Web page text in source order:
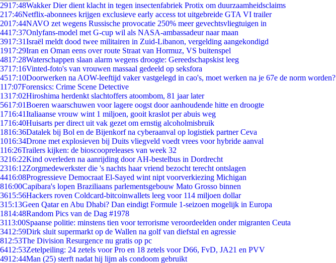
2917:48Wakker Dier dient klacht in tegen insectenfabriek Protix om duurzaamheidsclaims
217:46Netflix-abonnees krijgen exclusieve early access tot uitgebreide GTA VI trailer
2017:44NAVO zet wegens Russische provocatie 250% meer gevechtsvliegtuigen in
4417:37Onlyfans-model met G-cup wil als NASA-ambassadeur naar maan
3917:31Israël meldt dood twee militairen in Zuid-Libanon, vergelding aangekondigd
1917:29Iran en Oman eens over route Straat van Hormuz, VS buitenspel
4817:28Waterschappen slaan alarm wegens droogte: Gereedschapskist leeg
3717:16Vinted-foto's van vrouwen massaal gedeeld op seksfora
4517:10Doorwerken na AOW-leeftijd vaker vastgelegd in cao's, moet werken na je 67e de norm worden?
117:07Forensics: Crime Scene Detective
1317:02Hiroshima herdenkt slachtoffers atoombom, 81 jaar later
5617:01Boeren waarschuwen voor lagere oogst door aanhoudende hitte en droogte
1716:41Italiaanse vrouw wint 1 miljoen, gooit kraslot per abuis weg
1716:40Huisarts per direct uit vak gezet om ernstig alcoholmisbruik
1816:36Datalek bij Bol en de Bijenkorf na cyberaanval op logistiek partner Ceva
1016:34Drone met explosieven bij Duits vliegveld voedt vrees voor hybride aanval
116:26Trailers kijken: de bioscoopreleases van week 32
3216:22Kind overleden na aanrijding door AH-bestelbus in Dordrecht
2316:12Zorgmedewerkster die 's nachts haar vriend bezocht terecht ontslagen
4416:08Progressieve Democraat El-Sayed wint nipt voorverkiezing Michigan
816:00Capibara's lopen Braziliaans parlementsgebouw Mato Grosso binnen
3615:56Hackers roven Coldcard-bitcoinwallets leeg voor 114 miljoen dollar
315:13Geen Qatar en Abu Dhabi? Dan eindigt Formule 1-seizoen mogelijk in Europa
1814:48Random Pics van de Dag #1978
3113:00Spaanse politie: minstens tien voor terrorisme veroordeelden onder migranten Ceuta
3412:59Dirk sluit supermarkt op de Wallen na golf van diefstal en agressie
812:53The Division Resurgence nu gratis op pc
6412:53Zetelpeiling: 24 zetels voor Pro en 18 zetels voor D66, FvD, JA21 en PVV
4912:44Man (25) sterft nadat hij lijm als condoom gebruikt